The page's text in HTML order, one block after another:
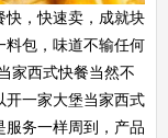
快，快速卖，成就块
料包，味道不输任何
家西式快餐当然不
开一家大堡当家西式
服务一样周到，产品